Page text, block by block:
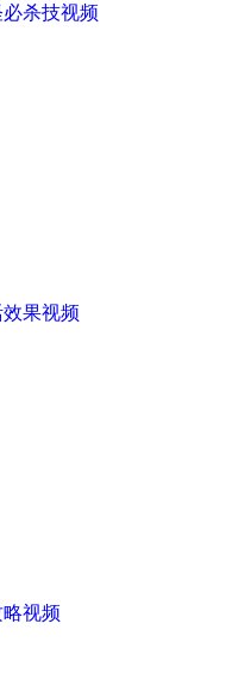
杀技视频
果视频
视频